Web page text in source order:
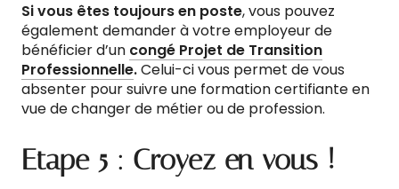
Si vous êtes toujours en poste, vous pouvez
également demander à votre employeur de
bénéficier d’un congé Projet de Transition
Professionnelle.Celui-ci vous permet de vous
absenter pour suivre une formation certifiante en
vue de changer de métier ou de profession.
Etape 5 : Croyez en vous !